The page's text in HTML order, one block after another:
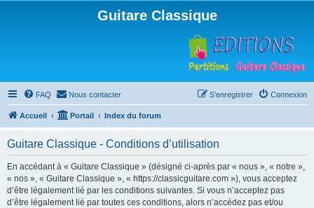
Guitare Classique
FAQ Nous contacter Connexion
S’enregistrer
Accueil Portail Index du forum
Guitare Classique - Conditions d’utilisation
En accédant à « Guitare Classique » (désigné ci-après par « nous », « notre »,
« nos », « Guitare Classique », « https://classicguitare.com »), vous acceptez
d’être légalement lié par les conditions suivantes. Si vous n’acceptez pas
d’être légalement lié par toutes ces conditions, alors n’accédez pas et/ou